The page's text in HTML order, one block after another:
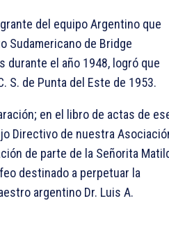
del equipo Argentino que
Sudamericano de Bridge
durante el año 1948, logró que
S. de Punta del Este de 1953.
en el libro de actas de
Directivo de nuestra
de parte de la Señorita
destinado a perpetuar la
argentino Dr. Luis A.